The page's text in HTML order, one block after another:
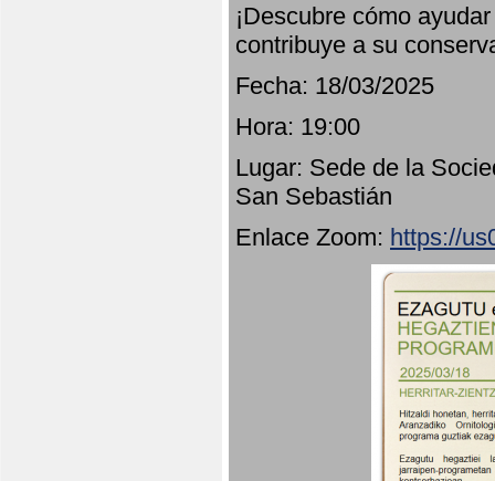
¡Descubre cómo
contribuye a su
Fecha: 18/03/2025
Hora: 19:00
Lugar: Sede de la
San Sebastián
Enlace Zoom: https://